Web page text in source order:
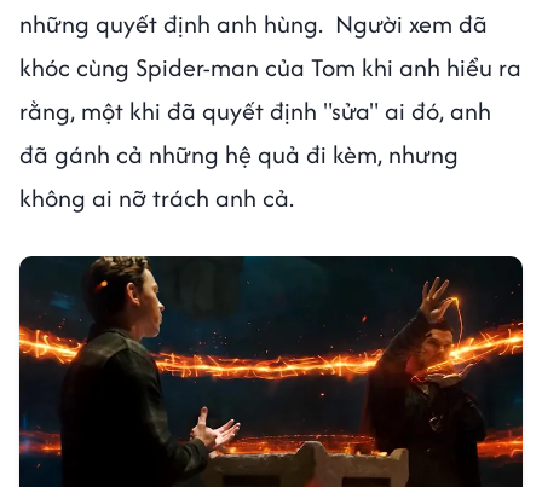
những quyết định anh hùng. Người xem đã
khóc cùng Spider-man của Tom khi anh hiểu ra
rằng, một khi đã quyết định "sửa" ai đó, anh
đã gánh cả những hệ quả đi kèm, nhưng
không ai nỡ trách anh cả.